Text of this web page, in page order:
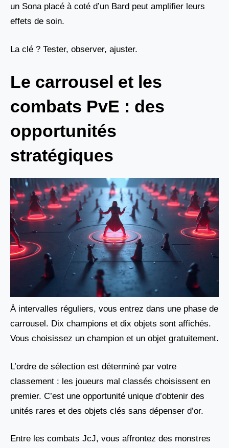
un Sona placé à coté d’un Bard peut amplifier leurs
effets de soin.
La clé ? Tester, observer, ajuster.
Le carrousel et les
combats PvE : des
opportunités
stratégiques
À intervalles réguliers, vous entrez dans une phase de
carrousel. Dix champions et dix objets sont affichés.
Vous choisissez un champion et un objet gratuitement.
L’ordre de sélection est déterminé par votre
classement : les joueurs mal classés choisissent en
premier. C’est une opportunité unique d’obtenir des
unités rares et des objets clés sans dépenser d’or.
Entre les combats JcJ, vous affrontez des monstres